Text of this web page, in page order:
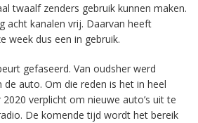
twaalf zenders gebruik kunnen maken.
acht kanalen vrij. Daarvan heeft
week dus een in gebruik.
gefaseerd. Van oudsher werd
auto. Om die reden is het in heel
verplicht om nieuwe auto’s uit te
De komende tijd wordt het bereik